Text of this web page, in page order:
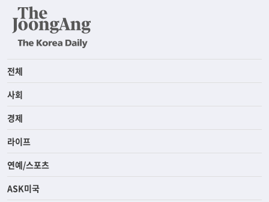
전체
사회
경제
라이프
연예/스포츠
ASK미국